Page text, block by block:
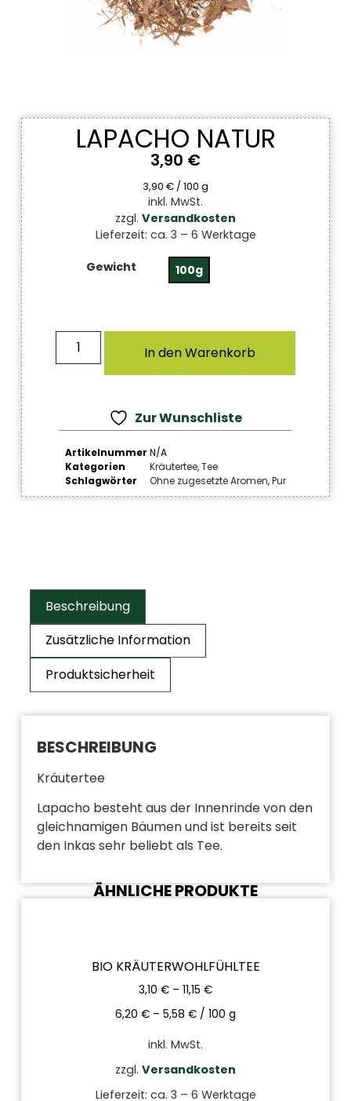
LAPACHO NATUR
3,90 €
3,90 € / 100 g
inkl. MwSt.
zzgl. Versandkosten
Lieferzeit: ca. 3 – 6 Werktage
Gewicht 100g
In den Warenkorb
Zur Wunschliste
Artikelnummer N/A
Kategorien
Kräutertee,Tee
Schlagwörter
Ohne zugesetzte Aromen,Pur
Beschreibung
Zusätzliche Information
Produktsicherheit
BESCHREIBUNG
Kräutertee
Lapacho besteht aus der Innenrinde von den
gleichnamigen Bäumen und ist bereits seit
den Inkas sehr beliebt als Tee.
ÄHNLICHE PRODUKTE
BIO KRÄUTERWOHLFÜHLTEE
3,10 € – 11,15 €
6,20 € – 5,58 € / 100 g
inkl. MwSt.
zzgl. Versandkosten
Lieferzeit: ca. 3 – 6 Werktage